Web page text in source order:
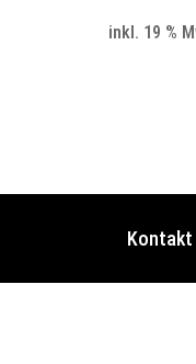
inkl. 19 %
Kontakt